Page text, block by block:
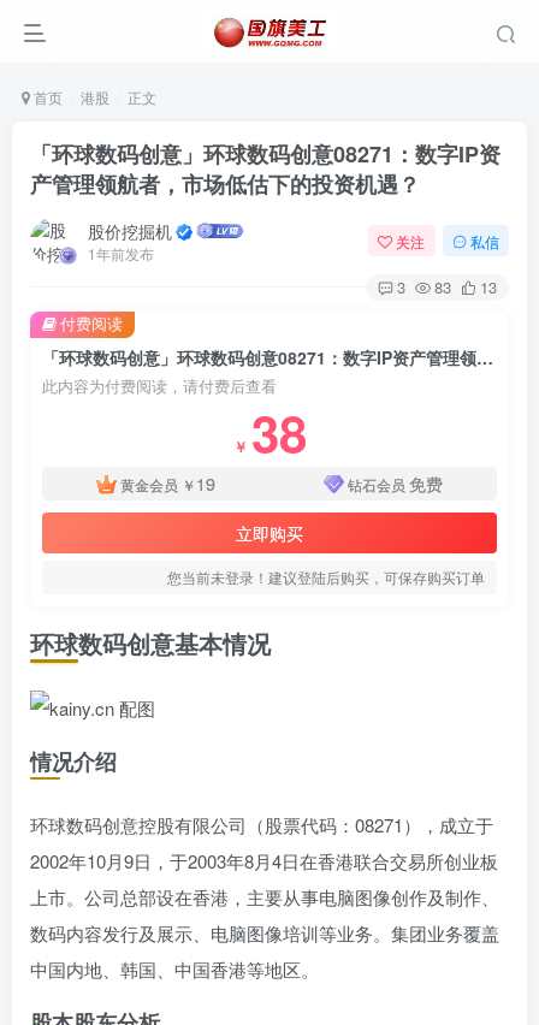
首页 港股 正文
「环球数码创意」环球数码创意08271：数字IP资
产管理领航者，市场低估下的投资机遇？
股价挖掘机
1年前发布
关注 私信
3 83 13
「环球数码创意」环球数码创意08271：数字IP资产管理领航者，市场低估下的投资机遇？
此内容为付费阅读，请付费后查看
￥ 38
黄金会员 ￥ 19 钻石会员 免费
立即购买
您当前未登录！建议登陆后购买，可保存购买订单
付费阅读
环球数码创意基本情况
情况介绍
环球数码创意控股有限公司（股票代码：08271），成立于
2002年10月9日，于2003年8月4日在香港联合交易所创业板
上市。公司总部设在香港，主要从事电脑图像创作及制作、
数码内容发行及展示、电脑图像培训等业务。集团业务覆盖
中国内地、韩国、中国香港等地区。